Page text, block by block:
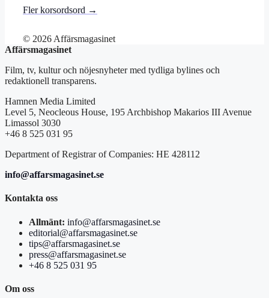
Fler korsordsord →
© 2026 Affärsmagasinet
Affärsmagasinet
Film, tv, kultur och nöjesnyheter med tydliga bylines och
redaktionell transparens.
Hamnen Media Limited
Level 5, Neocleous House, 195 Archbishop Makarios III Avenue
Limassol 3030
+46 8 525 031 95
Department of Registrar of Companies: HE 428112
info@affarsmagasinet.se
Kontakta oss
Allmänt: info@affarsmagasinet.se
editorial@affarsmagasinet.se
tips@affarsmagasinet.se
press@affarsmagasinet.se
+46 8 525 031 95
Om oss